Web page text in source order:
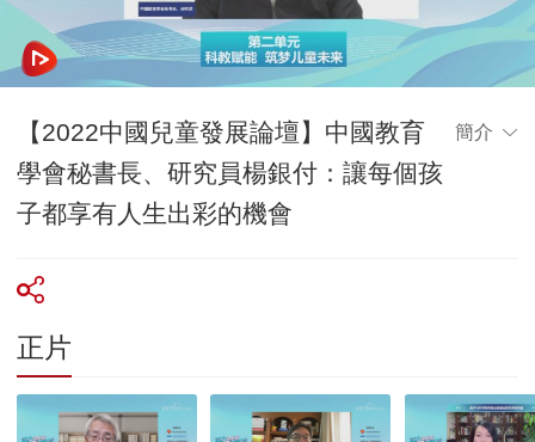
【2022中國兒童發展論壇】中國教育
學會秘書長、研究員楊銀付：讓每個孩
子都享有人生出彩的機會
簡介
正片